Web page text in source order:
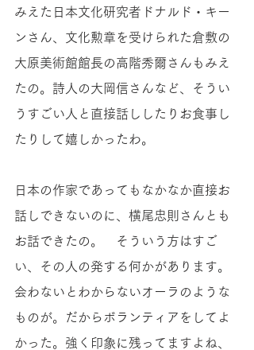
みえた日本文化研究者ドナルド・キー
ンさん、文化勲章を受けられた倉敷の
大原美術館館長の高階秀爾さんもみえ
たの。詩人の大岡信さんなど、そうい
うすごい人と直接話ししたりお食事し
たりして嬉しかったわ。
日本の作家であってもなかなか直接お
話しできないのに、横尾忠則さんとも
お話できたの。　そういう方はすご
い、その人の発する何かがあります。
会わないとわからないオーラのような
ものが。だからボランティアをしてよ
かった。強く印象に残ってますよね、